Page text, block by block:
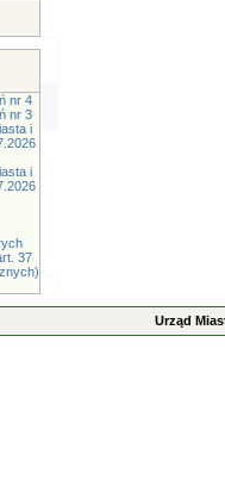
nr 4
nr 3
i
i
37
Urząd